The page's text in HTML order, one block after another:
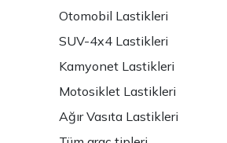
Otomobil Lastikleri
SUV-4x4 Lastikleri
Kamyonet Lastikleri
Motosiklet Lastikleri
Ağır Vasıta Lastikleri